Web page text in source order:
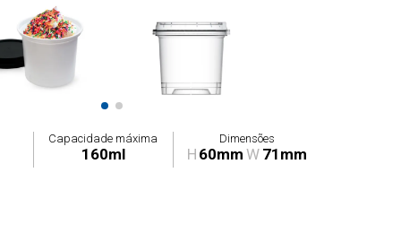
Capacidade máxima
160ml
Dimensões
H 60mm W 71mm